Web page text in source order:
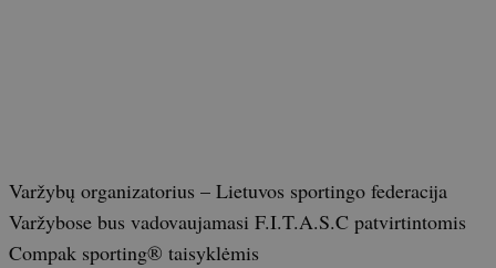
Varžybų organizatorius – Lietuvos sportingo federacija
Varžybose bus vadovaujamasi F.I.T.A.S.C patvirtintomis
Compak sporting® taisyklėmis